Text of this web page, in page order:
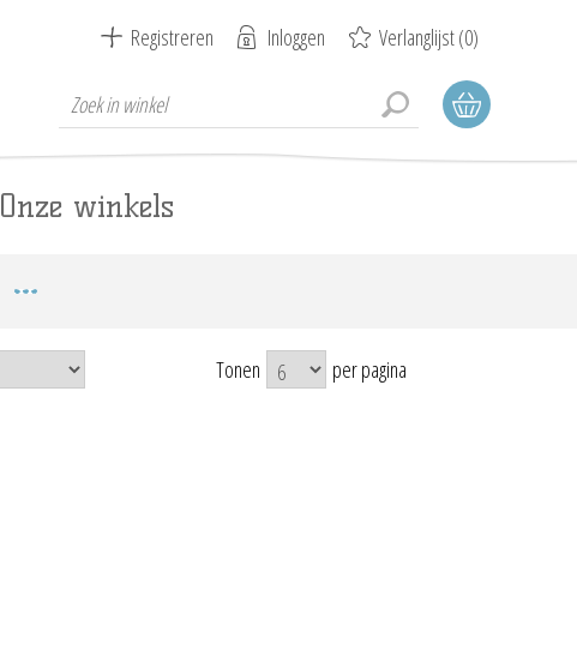
Registreren Inloggen Verlanglijst(0)
Onze winkels
Tonen per pagina